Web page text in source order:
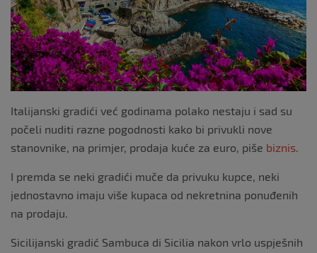
Italijanski gradići već godinama polako nestaju i sad su
počeli nuditi razne pogodnosti kako bi privukli nove
stanovnike, na primjer, prodaja kuće za euro, piše biznis.
I premda se neki gradići muče da privuku kupce, neki
jednostavno imaju više kupaca od nekretnina ponuđenih
na prodaju.
Sicilijanski gradić Sambuca di Sicilia nakon vrlo uspješnih